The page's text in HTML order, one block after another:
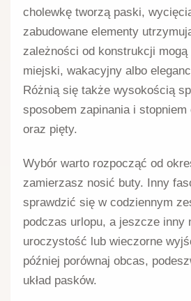
cholewkę tworzą paski,
zabudowane elementy
zależności od konstrukcji mogą
miejski, wakacyjny albo
Różnią się także wysokością
sposobem zapinania i stopniem
oraz pięty.
Wybór warto rozpocząć od
zamierzasz nosić buty. Inny
sprawdzić się w codziennym
podczas urlopu, a jeszcze inny
uroczystość lub wieczorne
później porównaj obcas,
układ pasków.